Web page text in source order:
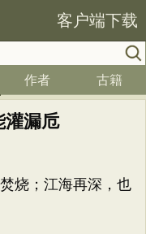
客户端下载
作者 古籍
灌漏卮
烧；江海再深，也